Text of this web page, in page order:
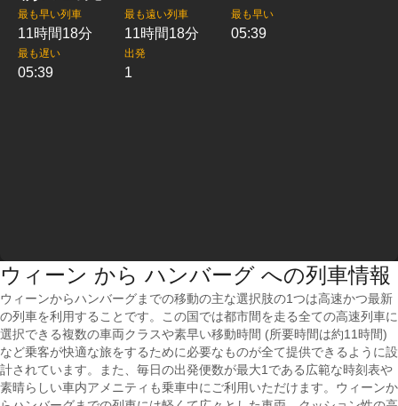
最も早い列車
11時間18分
最も遠い列車
11時間18分
最も早い
05:39
最も遅い
05:39
出発
1
ウィーン から ハンバーグ への列車情報
ウィーンからハンバーグまでの移動の主な選択肢の1つは高速かつ最新
の列車を利用することです。この国では都市間を走る全ての高速列車に
選択できる複数の車両クラスや素早い移動時間 (所要時間は約11時間)
など乗客が快適な旅をするために必要なものが全て提供できるように設
計されています。また、毎日の出発便数が最大1である広範な時刻表や
素晴らしい車内アメニティも乗車中にご利用いただけます。ウィーンか